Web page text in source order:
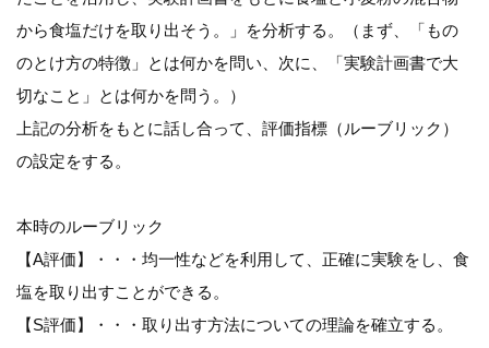
から食塩だけを取り出そう。」を分析する。（まず、「もの
のとけ方の特徴」とは何かを問い、次に、「実験計画書で大
切なこと」とは何かを問う。）
上記の分析をもとに話し合って、評価指標（ルーブリック）
の設定をする。
本時のルーブリック
【A評価】・・・均一性などを利用して、正確に実験をし、食
塩を取り出すことができる。
【S評価】・・・取り出す方法についての理論を確立する。